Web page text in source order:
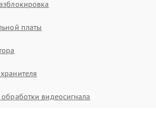
платы
видеосигнала